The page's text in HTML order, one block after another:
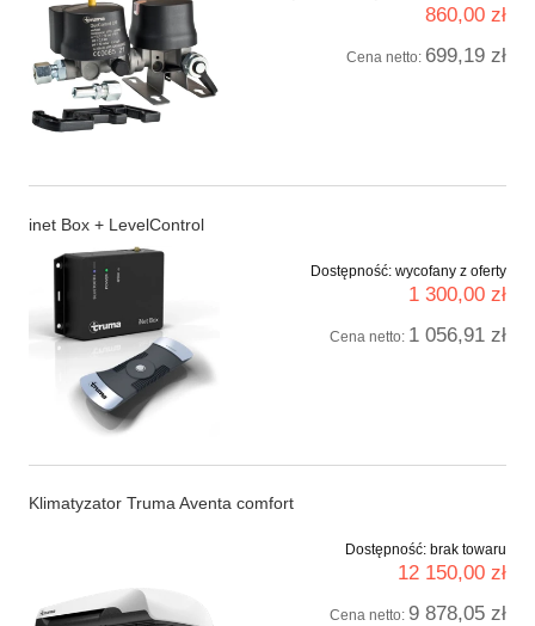
860,00 zł
Cena netto: 699,19 zł
inet Box + LevelControl
Dostępność: wycofany z oferty
1 300,00 zł
Cena netto: 1 056,91 zł
Klimatyzator Truma Aventa comfort
Dostępność: brak towaru
12 150,00 zł
Cena netto: 9 878,05 zł